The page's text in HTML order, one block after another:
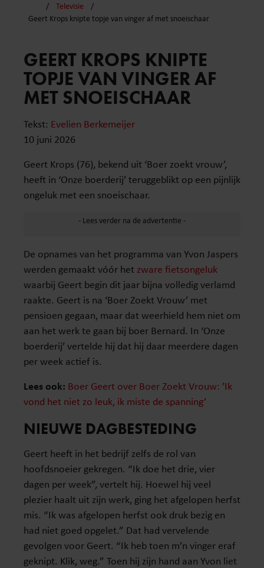
Televisie
Geert Krops knipte topje van vinger af met snoeischaar
GEERT KROPS KNIPTE
TOPJE VAN VINGER AF
MET SNOEISCHAAR
Tekst: Evelien Berkemeijer
10 juni 2026
Geert Krops (76), bekend uit ‘Boer zoekt vrouw’,
heeft in ‘Onze boerderij’ teruggeblikt op een pijnlijk
ongeluk met een snoeischaar.
De opnames van het programma van Yvon Jaspers
werden gemaakt vóór het zware fietsongeluk
waarbij Geert begin dit jaar bijna volledig verlamd
raakte. Geert is na ‘Boer Zoekt Vrouw’ met
pensioen gegaan, maar dat weerhield hem niet om
aan het werk te gaan bij boer Bernard. In ‘Onze
boerderij’ vertelde hij dat hij daar meerdere dagen
per week actief is.
Lees ook: Boer Geert over Boer Zoekt Vrouw: ’Ik
vond het niet zo leuk, ik miste de spanning’
NIEUWE DAGBESTEDING
Geert heeft in het bedrijf zelfs de rol van
hoofdsnoeier gekregen. “Ik doe het drie, vier
dagen per week”, vertelt hij. Hoewel hij veel
plezier haalt uit zijn werk, ging het afgelopen herfst
mis. “Ik was afgelopen herfst ook druk bezig en
had niet goed opgelet.” Dat had vervelende
gevolgen voor Geert. “Ik heb toen m’n vinger eraf
geknipt. Klik, weg.” Toen hij zijn hand aan Yvon liet